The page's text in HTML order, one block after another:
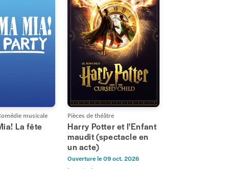
musicale
La fête
Pièces de théâtre
Harry Potter et l'Enfant
maudit (spectacle en
un acte)
Ouverture le09 oct. 2026